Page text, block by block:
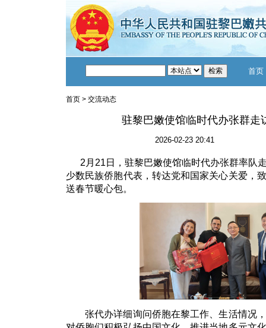
首页
首页 > 交流动态
驻黎巴嫩使馆临时代办张群走
2026-02-23 20:41
2月21日，驻黎巴嫩使馆临时代办张群率队
少数民族侨胞代表，转达党和国家关心关爱，
送春节暖心包。
张代办详细询问侨胞在黎工作、生活情况